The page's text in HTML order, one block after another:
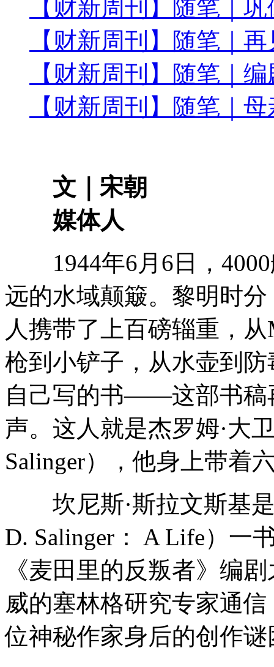
【财新周刊】随笔｜
【财新周刊】随笔｜
【财新周刊】随笔｜
【财新周刊】随笔｜
文｜宋朝
媒体人
1944年6月6日，4000
远的水域颠簸。黎明时
人携带了上百磅辎重，
枪到小铲子，从水壶到
自己写的书——这部书稿
声。这人就是杰罗姆·大
Salinger），他身上带着
坎尼斯·斯拉文斯基是
D. Salinger： A Life）一
《麦田里的反叛者》编
威的塞林格研究专家通
位神秘作家身后的创作谜